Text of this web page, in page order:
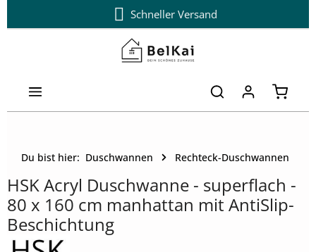
Zum Hauptinhalt springenSchneller Versand
Du bist hier: Duschwannen Rechteck-Duschwannen
HSK Acryl Duschwanne - superflach -
80 x 160 cm manhattan mit AntiSlip-
Beschichtung